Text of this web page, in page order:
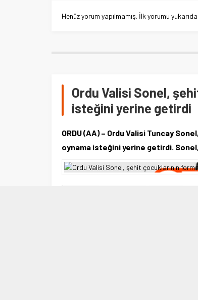
Henüz yorum yapılmamış. İlk yorumu
Ordu Valisi Sonel,
isteğini yerine getirdi
ORDU (AA) – Ordu Valisi Tuncay
oynama isteğini yerine getirdi. Sonel,